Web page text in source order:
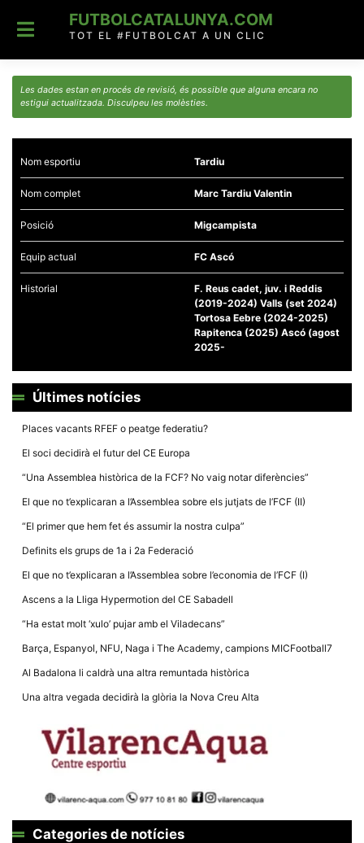
content
FUTBOLCATALUNYA.COM
TOT EL #FUTBOLCAT A UN CLIC
Les dades estan en procés de revisió, és possible que alguna encara no
estigui actualitzada. Disculpeu les molèsties.
Nom esportiu Tardiu
Nom complet Marc Tardiu Valentin
Posició Migcampista
Equip actual FC Ascó
Historial
F. Reus cadet, juv. i Reddis
(2019-2024) Valls (set 2024)
Tortosa Eebre (2024-2025)
Rapitenca (2025) Ascó (agost
2025-
Últimes notícies
Places vacants RFEF o peatge federatiu?
El soci decidirà el futur del CE Europa
“Una Assemblea històrica de la FCF? No vaig notar diferències”
El que no t’explicaran a l’Assemblea sobre els jutjats de l’FCF (II)
“El primer que hem fet és assumir la nostra culpa”
Definits els grups de 1a i 2a Federació
El que no t’explicaran a l’Assemblea sobre l’economia de l’FCF (I)
Ascens a la Lliga Hypermotion del CE Sabadell
“Ha estat molt ‘xulo’ pujar amb el Viladecans”
Barça, Espanyol, NFU, Naga i The Academy, campions MICFootball7
Al Badalona li caldrà una altra remuntada històrica
Una altra vegada decidirà la glòria la Nova Creu Alta
Categories de notícies
Aquestes
cookies no
són
opcionals,
són
necessàries
tècnic de la
Recopilem
estadístiques
anònima d'ús
la funcionalitat
i la seva
estructura.
d'usuari